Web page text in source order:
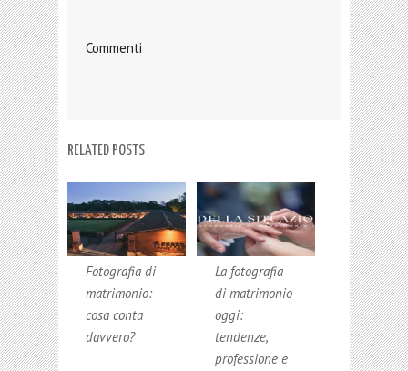
Commenti
RELATED POSTS
Fotografia di
matrimonio:
cosa conta
davvero?
La fotografia
di matrimonio
oggi:
tendenze,
professione e